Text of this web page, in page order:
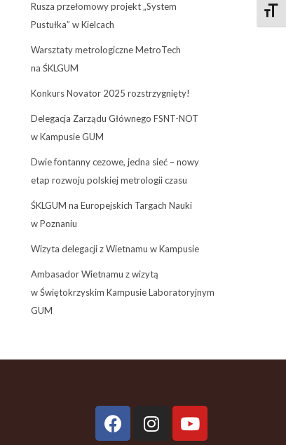
Rusza przełomowy projekt „System
Pustułka” w Kielcach
Warsztaty metrologiczne MetroTech
na ŚKLGUM
Konkurs Novator 2025 rozstrzygnięty!
Delegacja Zarządu Głównego FSNT-NOT
w Kampusie GUM
Dwie fontanny cezowe, jedna sieć – nowy
etap rozwoju polskiej metrologii czasu
ŚKLGUM na Europejskich Targach Nauki
w Poznaniu
Wizyta delegacji z Wietnamu w Kampusie
Ambasador Wietnamu z wizytą
w Świętokrzyskim Kampusie Laboratoryjnym
GUM